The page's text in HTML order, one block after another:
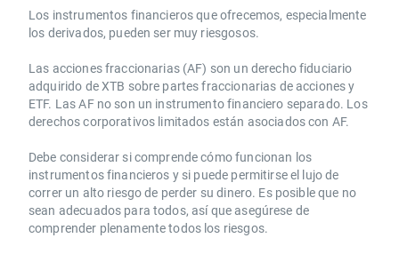
Los instrumentos financieros que ofrecemos, especialmente
los derivados, pueden ser muy riesgosos.
Las acciones fraccionarias (AF) son un derecho fiduciario
adquirido de XTB sobre partes fraccionarias de acciones y
ETF. Las AF no son un instrumento financiero separado. Los
derechos corporativos limitados están asociados con AF.
Debe considerar si comprende cómo funcionan los
instrumentos financieros y si puede permitirse el lujo de
correr un alto riesgo de perder su dinero. Es posible que no
sean adecuados para todos, así que asegúrese de
comprender plenamente todos los riesgos.